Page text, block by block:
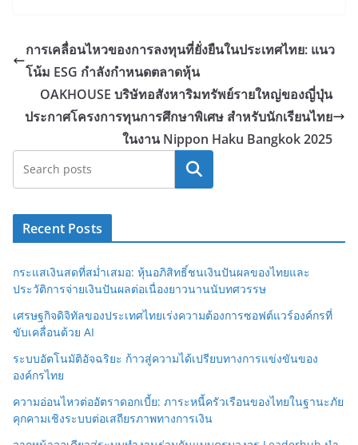
การเคลื่อนไหวของการลงทุนที่ยั่งยืนในประเทศไทย: แนว
โน้ม ESG กำลังกำหนดตลาดหุ้น
OAKHOUSE บริษัทอสังหาริมทรัพย์รายใหญ่ของญี่ปุ่น
ประกาศโครงการทุนการศึกษาพิเศษ สำหรับนักเรียนไทย
ในงาน Nippon Haku Bangkok 2025
Search
Recent Posts
กระแสเงินสดที่สม่ำเสมอ: หุ้นอภิสิทธิ์ชนเงินปันผลของไทยและ
ประวัติการจ่ายเงินปันผลต่อเนื่องยาวนานนับทศวรรษ
เศรษฐกิจดิจิทัลของประเทศไทยเร่งความต้องการซอฟต์แวร์องค์กรที่
ขับเคลื่อนด้วย AI
ระบบอัตโนมัติอัจฉริยะ ก้าวสู่ความได้เปรียบทางการแข่งขันของ
องค์กรไทย
ความอ่อนไหวต่ออัตราดอกเบี้ย: ภาระหนี้ครัวเรือนของไทยในฐานะภัย
คุกคามเชิงระบบต่อเสถียรภาพทางการเงิน